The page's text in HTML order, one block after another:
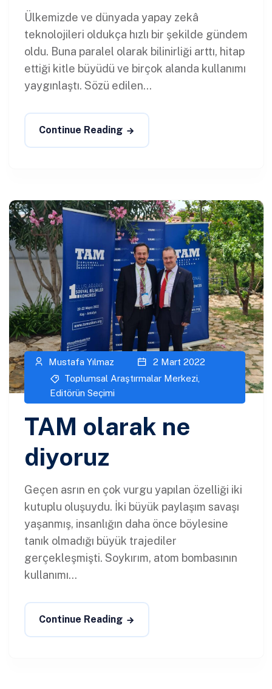
Ülkemizde ve dünyada yapay zekâ
teknolojileri oldukça hızlı bir şekilde gündem
oldu. Buna paralel olarak bilinirliği arttı, hitap
ettiği kitle büyüdü ve birçok alanda kullanımı
yaygınlaştı. Sözü edilen...
Continue Reading
Mustafa Yılmaz
2 Mart 2022
Toplumsal Araştırmalar Merkezi
Editörün Seçimi
TAM olarak ne
diyoruz
Geçen asrın en çok vurgu yapılan özelliği iki
kutuplu oluşuydu. İki büyük paylaşım savaşı
yaşanmış, insanlığın daha önce böylesine
tanık olmadığı büyük trajediler
gerçekleşmişti. Soykırım, atom bombasının
kullanımı...
Continue Reading